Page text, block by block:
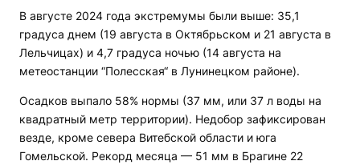
В августе 2024 года экстремумы были выше: 35,1
градуса днем (19 августа в Октябрьском и 21 августа в
Лельчицах) и 4,7 градуса ночью (14 августа на
метеостанции “Полесская“ в Лунинецком районе).
Осадков выпало 58% нормы (37 мм, или 37 л воды на
квадратный метр территории). Недобор зафиксирован
везде, кроме севера Витебской области и юга
Гомельской. Рекорд месяца — 51 мм в Брагине 22